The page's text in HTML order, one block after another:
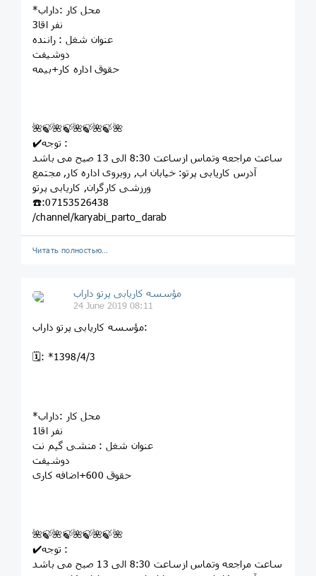
*محل کار :داراب
3نفر اقا
عنوان شغل : راننده
دوشیفت
حقوق اداره کار+بیمه
🌺🍃🌺🍃🌺🍃🌺🍃🌺
✔️توجه :
ساعت مراجعه وتماس ازساعت 8:30 الی 13 صبح می باشد
آدرس کاریابی پرتو: خيابان اب, روبروى اداره کار, مجتمع
ورزشى کارگران, کاريابى پرتو
☎️:07153526438
/channel/karyabi_parto_darab
Читать полностью…
مؤسسه کاريابى پرتو داراب
24 June 2019 08:11
مؤسسه کاريابى پرتو داراب:
🗓: *1398/4/3
*محل کار :داراب
1نفر اقا
عنوان شغل : منشی گیم نت
دوشیفت
حقوق 600+اضافه کاری
🌺🍃🌺🍃🌺🍃🌺🍃🌺
✔️توجه :
ساعت مراجعه وتماس ازساعت 8:30 الی 13 صبح می باشد